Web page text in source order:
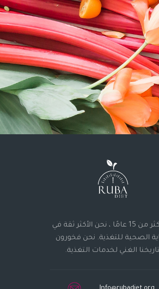
منذ أكثر من 15 عامًا ، نحن الأكثر ثقة في
الصحية للتغذية. نحن فخورون
الغني لخدمات التغذية.